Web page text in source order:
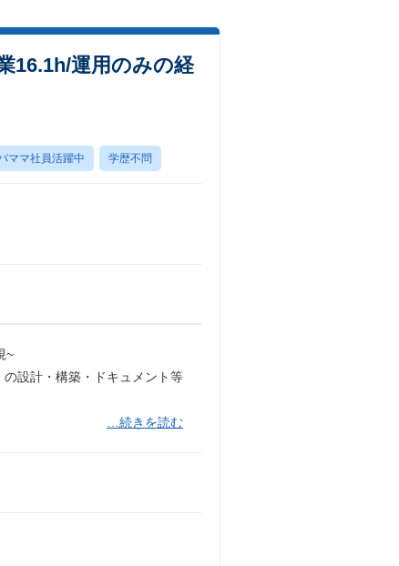
16.1h/運用のみの経
ママ社員活躍中 学歴不問
~
設計・構築・ドキュメント等
…続きを読む